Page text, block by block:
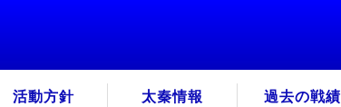
活動方針 太秦情報 過去の戦績